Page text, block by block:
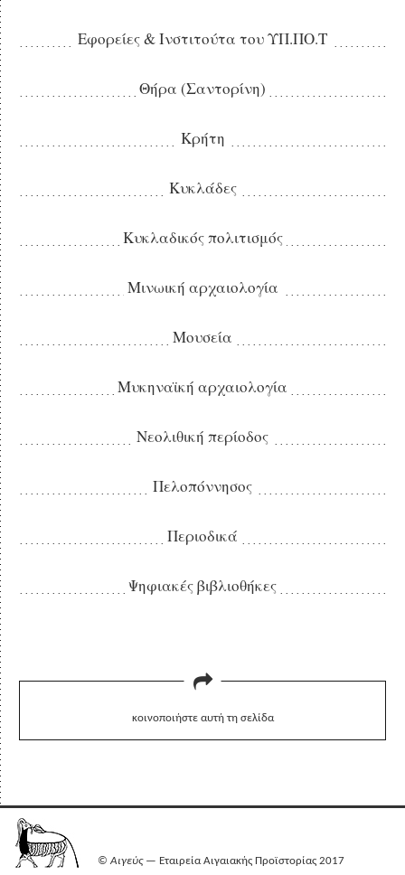
Εφορείες & Ινστιτούτα του ΥΠ.ΠΟ.Τ
Θήρα (Σαντορίνη)
Κρήτη
Κυκλάδες
Κυκλαδικός πολιτισμός
Μινωική αρχαιολογία
Μουσεία
Μυκηναϊκή αρχαιολογία
Νεολιθική περίοδος
Πελοπόννησος
Περιοδικά
Ψηφιακές βιβλιοθήκες
κοινοποιήστε αυτή τη σελίδα
©Αιγεύς— Εταιρεία Αιγαιακής Προϊστορίας 2017